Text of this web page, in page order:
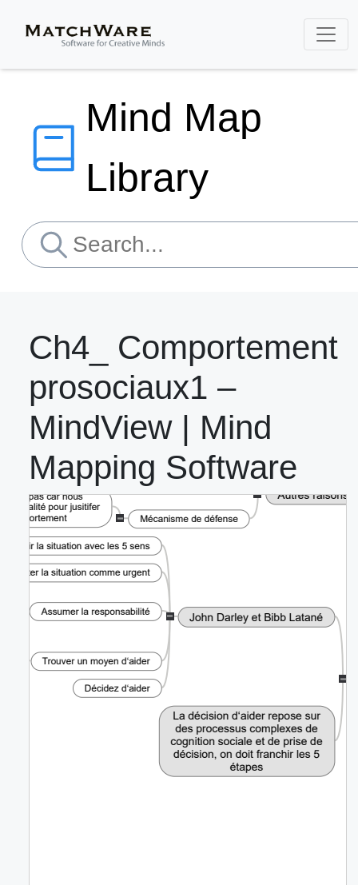
Mind Map
Library
Ch4_ Comportement
prosociaux1 –
MindView | Mind
Mapping Software